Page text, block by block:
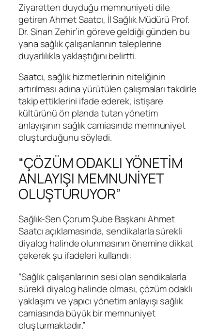
Ziyaretten duyduğu memnuniyeti dile
getiren Ahmet Saatcı, İl Sağlık Müdürü Prof.
Dr. Sinan Zehir’in göreve geldiği günden bu
yana sağlık çalışanlarının taleplerine
duyarlılıkla yaklaştığını belirtti.
Saatcı, sağlık hizmetlerinin niteliğinin
artırılması adına yürütülen çalışmaları takdirle
takip ettiklerini ifade ederek, istişare
kültürünü ön planda tutan yönetim
anlayışının sağlık camiasında memnuniyet
oluşturduğunu söyledi.
“ÇÖZÜM ODAKLI YÖNETİM
ANLAYIŞI MEMNUNİYET
OLUŞTURUYOR”
Sağlık-Sen Çorum Şube Başkanı Ahmet
Saatcı açıklamasında, sendikalarla sürekli
diyalog halinde olunmasının önemine dikkat
çekerek şu ifadeleri kullandı:
“Sağlık çalışanlarının sesi olan sendikalarla
sürekli diyalog halinde olması, çözüm odaklı
yaklaşımı ve yapıcı yönetim anlayışı sağlık
camiasında büyük bir memnuniyet
oluşturmaktadır.”